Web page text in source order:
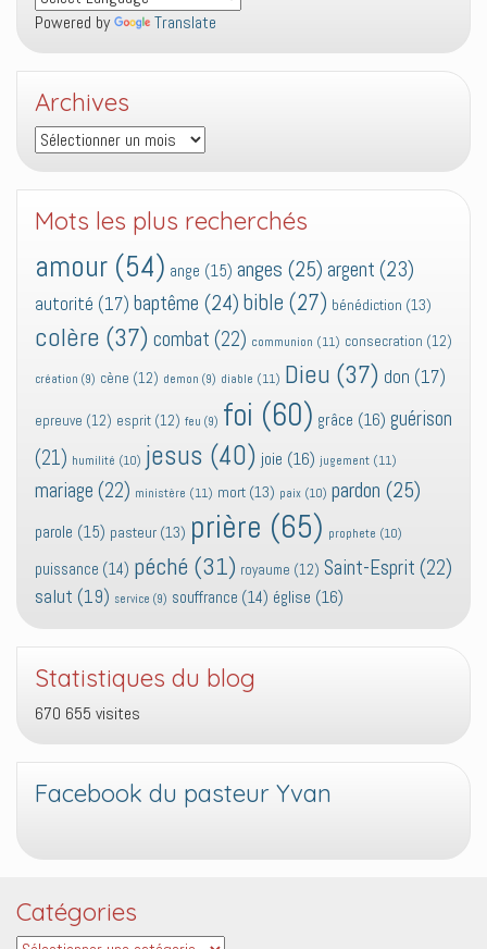
Powered by Translate
Archives
Archives
Mots les plus recherchés
amour (54) ange (15) anges (25) argent (23)
autorité (17) baptême (24) bible (27) bénédiction (13)
colère (37) combat (22) communion (11) consecration (12)
création (9) cène (12) demon (9) diable (11) Dieu (37) don (17)
epreuve (12) esprit (12) feu (9) foi (60) grâce (16) guérison
(21) humilité (10) jesus (40) joie (16) jugement (11)
mariage (22) ministère (11) mort (13) paix (10) pardon (25)
parole (15) pasteur (13) prière (65) prophete (10)
puissance (14) péché (31) royaume (12) Saint-Esprit (22)
salut (19) service (9) souffrance (14) église (16)
Statistiques du blog
670 655 visites
Facebook du pasteur Yvan
Catégories